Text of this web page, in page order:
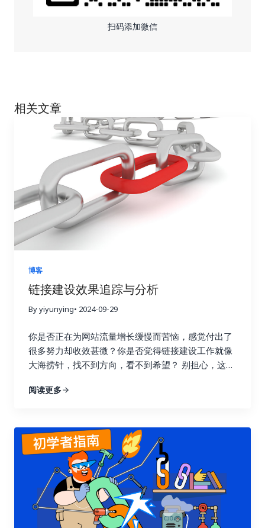
扫码添加微信
相关文章
博客
链接建设效果追踪与分析
By yiyunying• 2024-09-29
你是否正在为网站流量增长缓慢而苦恼，感觉付出了
很多努力却收效甚微？你是否觉得链接建设工作就像
大海捞针，找不到方向，看不到希望？ 别担心，这篇
七天内让你的链接建设效果翻倍，实现网站流量的显
新时代。 一、 深入理解链接建设效果追踪的意义 许
多人在进行链接建设时，往往缺乏明确的目标和方
向，就像在黑暗中摸索前行。他们只知道不断地去获
取链接，却不清楚哪些链接真正有效，哪些链接只是
浪费时间和精力。这种做法不仅效率低，还可能适得
其反，损害网站的搜索引擎优化效果。 链接建设效果
追踪就像一盏明灯，照亮前进的道路，它能帮助你清
阅读更多